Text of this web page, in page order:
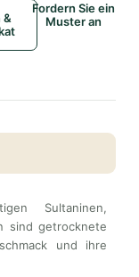
&
Fordern Sie ein
Muster an
Sultaninen,
sind getrocknete
und ihre